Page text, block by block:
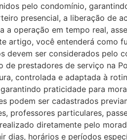
pelo condomínio,
presencial, a liberação de
a operação em tempo real,
artigo, você entenderá como
devem ser considerados
de prestadores de serviço na
controlada e adaptada à
praticidade para
podem ser cadastrados
professores particulares,
diretamente pelo
dias, horários e períodos